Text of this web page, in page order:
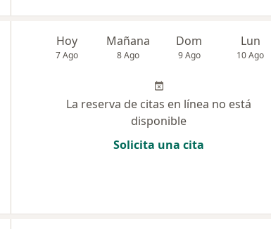
Hoy
7 Ago
Mañana
8 Ago
Dom
9 Ago
Lun
10 Ago
La reserva de citas en línea no está
disponible
Solicita una cita